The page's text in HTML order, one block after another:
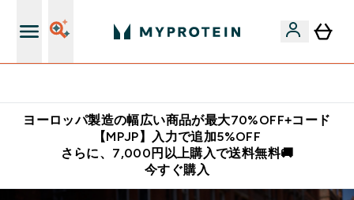
ヨーロッパ製造の幅広い商品が最大70%OFF+コード
【MPJP】入力で追加5%OFF
さらに、7,000円以上購入で送料無料🚚
今すぐ購入